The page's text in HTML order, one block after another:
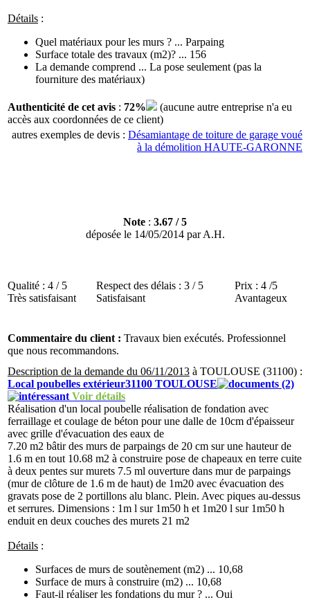
Détails :
Quel matériaux pour les murs ? ... Parpaing
Surface totale des travaux (m2)? ... 156
La demande comprend ... La pose seulement (pas la
fourniture des matériaux)
Authenticité de cet avis : 72%
(aucune autre entreprise n'a eu
accès aux coordonnées de ce client)
autres exemples de devis : Désamiantage de toiture de garage voué
à la démolition HAUTE-GARONNE
Note : 3.67 /5
déposée le 14/05/2014parA.H.
Qualité : 4 / 5
Très satisfaisant
Respect des délais : 3 / 5
Satisfaisant
Prix : 4 /5
Avantageux
Commentaire du client : Travaux bien exécutés. Professionnel
que nous recommandons.
Description de la demande du 06/11/2013 à TOULOUSE (31100) :
Local poubelles extérieur31100 TOULOUSE
(2)
Voir détails
Réalisation d'un local poubelle réalisation de fondation avec
ferraillage et coulage de béton pour une dalle de 10cm d'épaisseur
avec grille d'évacuation des eaux de
7.20 m2 bâtir des murs de parpaings de 20 cm sur une hauteur de
1.6 m en tout 10.68 m2 à construire pose de chapeaux en terre cuite
à deux pentes sur murets 7.5 ml ouverture dans mur de parpaings
(mur de clôture de 1.6 m de haut) de 1m20 avec évacuation des
gravats pose de 2 portillons alu blanc. Plein. Avec piques au-dessus
et serrures. Dimensions : 1m l sur 1m50 h et 1m20 l sur 1m50 h
enduit en deux couches des murets 21 m2
Détails :
Surfaces de murs de soutènement (m2) ... 10,68
Surface de murs à construire (m2) ... 10,68
Faut-il réaliser les fondations du mur ? ... Oui